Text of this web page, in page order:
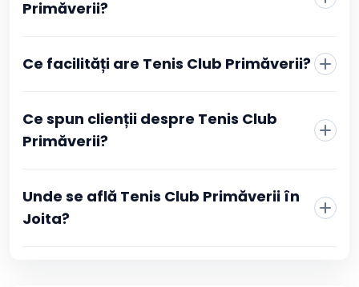
rezervării.
Primăverii?
Ce facilități are Tenis Club Primăverii?
Ce spun clienții despre Tenis Club
Primăverii?
Unde se află Tenis Club Primăverii în
Joita?